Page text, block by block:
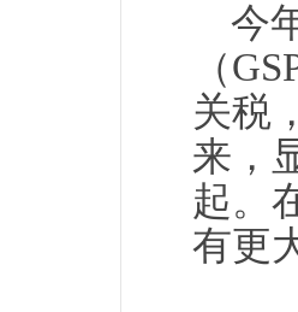
今
（
关税
来，
起。
有更